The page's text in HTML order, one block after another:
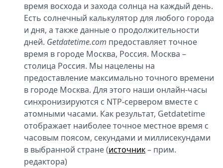
время восхода и захода солнца на каждый день.
Есть солнечный калькулятор для любого города
и дня, а также данные о продолжительности
дней. Getdatetime.com предоставляет точное
время в городе Москва, Россия. Москва –
столица Россия. Мы нацелены на
предоставление максимально точного времени
в городе Москва. Для этого наши онлайн-часы
синхронизируются с NTP-сервером вместе с
атомными часами. Как результат, Getdatetime
отображает наиболее точное местное время с
часовым поясом, секундами и миллисекундами
в выбранной стране (источник– прим.
редактора)